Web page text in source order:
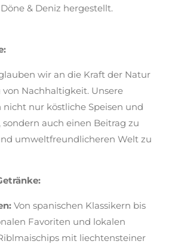
& Deniz hergestellt.
wir an die Kraft der Natur
Nachhaltigkeit. Unsere
nicht nur köstliche Speisen und
auch einen Beitrag zu
umweltfreundlicheren Welt zu
Von spanischen Klassikern bis
Favoriten und lokalen
mit liechtensteiner